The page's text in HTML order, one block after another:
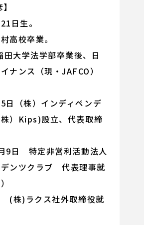
日生。
高校卒業。
大学法学部卒業後、日
ナンス（現・JAFCO）
日（株）インディペンデ
）Kips)設立、代表取締
9日 特定非営利活動法人
ンツクラブ 代表理事就
(株)ラクス社外取締役就